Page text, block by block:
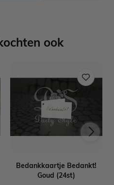
ook
Bedankkaartje Bedankt!
Goud (24st)